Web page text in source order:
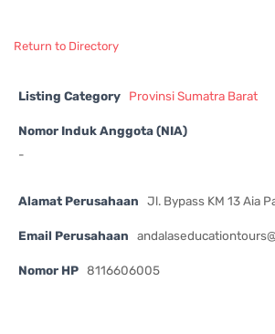
Return to Directory
Listing Category Provinsi Sumatra Barat
Nomor Induk Anggota (NIA)
-
Alamat Perusahaan Jl. Bypass KM 13 Aia
Email Perusahaan
Nomor HP 8116606005